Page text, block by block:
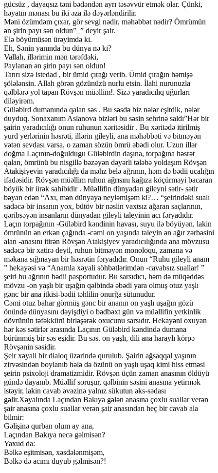
gücsüz , dayaqsız təni bədəndən ayrı təsəvvür etmək olar. Çünki,
həyatın mənası bu iki əza ilə dəyərləndirilir.
Məni özümdəm çıxar, gör sevgi nədir, məhəbbət nədir? Ömrümün
ən şirin payı sən oldun”_” deyir şair.
Elə böyümüsən ürəyimdə ki.
Eh, Sənin yanında bu dünya nə ki?
Vallah, illərimin mən tərəfdəki,
Paylanan ən şirin payı sən oldun!
Tanrı sizə istedad , bir ümid çırağı verib. Ümid çırağın həmişə
şölələnsin. Allah görən gözünüzü nurlu etsin. İlahi nurunuzla
qəlblərə yol tapan Rövşən müəllim!. Sizə yaradıcılıq uğurları
diləyirəm.
Güləbird dumanında qalan səs . Bu səsdə biz nələr eşitdik, nələr
duyduq. Sonaxanım Aslanova bizləri bu səsin sehrinə saldı”Hər bir
şairin yaradıcılığı onun ruhunun xəritəsidir . Bu xəritədə itirilmiş
yurd yerlərinin həsrəti, illərin gileyli, ana məhəbbəti və bitməyən
vətən sevdası varsa, o zaman sözün ömrü əbədi olur. Uzun illər
doğma Laçının-doğuldugu Güləbirdin daşına, torpağına həsrət
qalan, ömrünü bu nisgillə bəzəyən dəyərli tələbə yoldaşım Rövşən
Atakişiyevin yaradıcılığı da məhz belə ağrının, həm də bədii ucalığın
ifadəsidir. Rövşən müəllim ruhun ağrısını kağıza köçürməyi bacaran
böyük bir ürək sahibidir . Müəllifin dünyadan gileyni sətir- sətir
bəyan edən “Axı, mən dünyaya neyləmişəm ki?… “şeirindəki sualı
sadəcə bir insanın yox, bütöv bir nəslin vaxtsız ağaran saçlarının,
qəribsəyən insanların dünyadan gileyli taleyinin acı fəryadıdır.
Laçın torpağının -Güləbird kəndinin havası, suyu ilə böyüyən, lakin
ömrünün ən erkən çağında -cəmi on yaşında taleyin ən ağır zərbəsini
alan -anasını itirən Rövşən Atakişiyev yaradıcılığında ana mövzusu
sadəcə bir xatirə deyil, ruhun bitməyən monoloqu, zamana və
məkana sığmayan bir həsrətin fəryadıdır. Onun “Ruhu gileyli anam
” hekayəsi və “Anamla xəyali söhbətlərimdən -cavabsız suallar! ”
şeiri bu ağrının bədii pasportudur. Bu sarsıdıcı, həm də müqəddəs
mövzu -on yaşlı bir uşağın qəlbində əbədi yara olmuş otuz yaşlı
gənc bir ana itkisi-bədii təhlilin onurğa sütunudur.
Cəmi otuz bahar görmüş gənc bir ananın on yaşlı uşağın gözü
önündə dünyasını dəyişdiyi o bədbəxt gün və müəllifin yetkinlik
dövrünün təfəkkürü birləşərək oxucunu sarsıdır. Hekayəni oxuyan
hər kəs sətirlər arasında Laçının Güləbird kəndində dumana
bürünmüş bir səs eşidir. Bu səs. on yaşlı, dili ana haraylı körpə
Rövşənin səsidir.
Şeir xəyali bir dialoq üzərində qurulub. Şairin ağsaqqal yaşının
zirvəsindən boylanıb hələ də özünü on yaşlı uşaq kimi hiss etməsi
şeirin psixoloji dramatizmidir. Rövşən üçün zaman anasının öldüyü
gündə dayanıb. Müəllif soruşur, qəlbinin səsini anasına yetirmək
istəyir, lakin cavab əvəzinə yalnız sükutun əks-sədası
gəlir.Xəyalında Laçından Bakıya gələn anasına çoxlu suallar verən
şair anasına çoxlu suallar verən şair anasından heç bir cavab ala
bilmir:
Gəlişinə qurban olum ay ana,
Laçından Bakıya necə gəlmisən?
Yaxud da:
Bəlkə eşitmisən, xəsdələnmişəm,
Bəlkə də acımı duyub gəlmisən?!